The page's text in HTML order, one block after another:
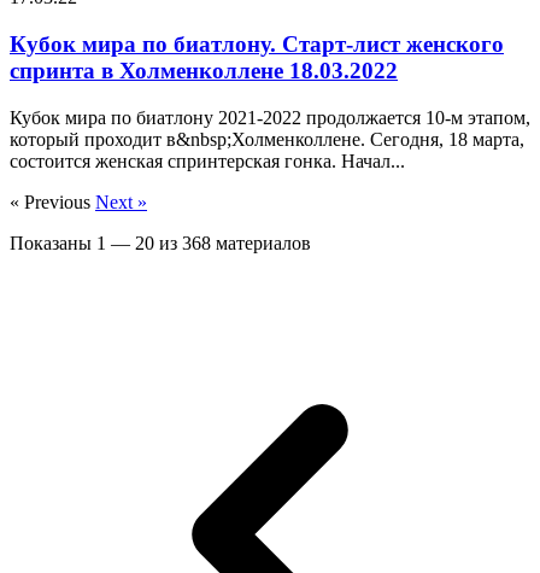
Кубок мира по биатлону. Старт-лист женского
спринта в Холменколлене 18.03.2022
Кубок мира по биатлону 2021-2022 продолжается 10-м этапом,
который проходит в&nbsp;Холменколлене. Сегодня, 18 марта,
состоится женская спринтерская гонка. Начал...
« Previous Next »
Показаны 1 — 20 из 368 материалов